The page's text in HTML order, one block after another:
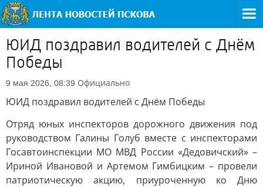
ЮИД поздравил водителей с Днём
Победы
9 мая 2026, 08:39 Официально
ЮИД поздравил водителей с Днём Победы
Отряд юных инспекторов дорожного движения под
руководством Галины Голуб вместе с инспекторами
Госавтоинспекции МО МВД России «Дедовичский» –
Ириной Ивановой и Артемом Гимбицким – провели
патриотическую акцию, приуроченную ко Дню